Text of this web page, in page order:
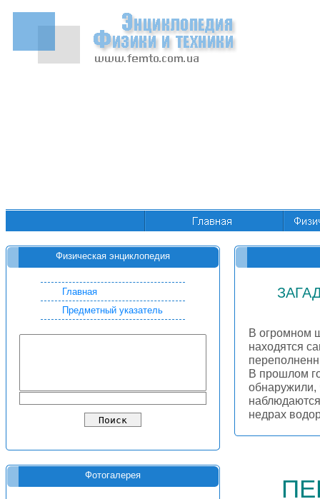
Физическая энциклопедия
Главная
Предметный указатель
Фотогалерея
В огромном
находятся
В прошлом
обнаружили,
недрах